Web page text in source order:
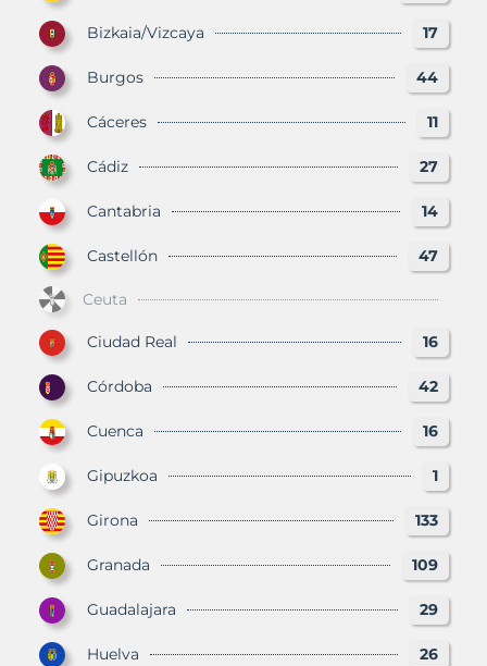
Bizkaia/Vizcaya 17
Burgos 44
Cáceres 11
Cádiz 27
Cantabria 14
Castellón 47
Ceuta
Ciudad Real 16
Córdoba 42
Cuenca 16
Gipuzkoa 1
Girona 133
Granada 109
Guadalajara 29
Huelva 26